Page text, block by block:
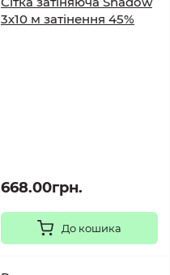
3х10 м затінення 45%
668.00грн.
До кошика